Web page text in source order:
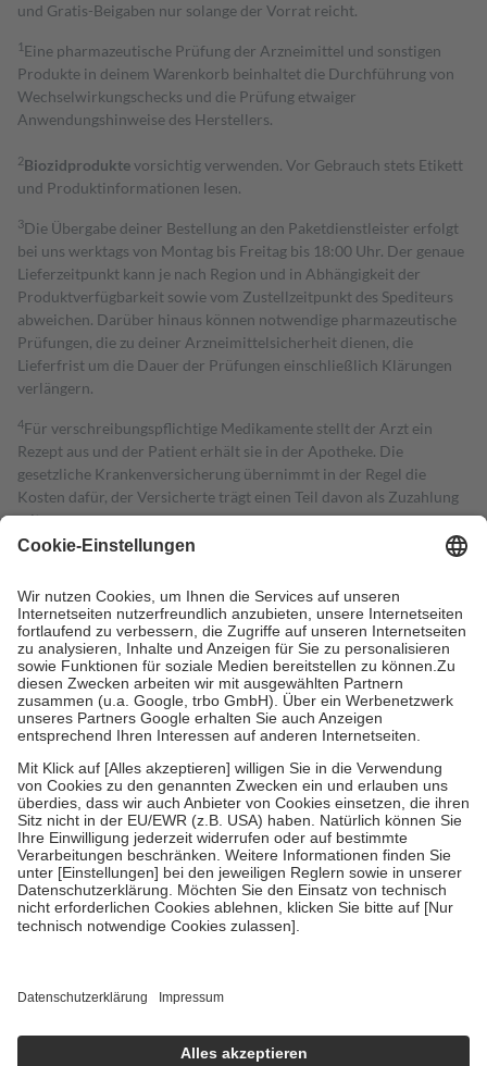
und Gratis-Beigaben nur solange der Vorrat reicht.
1 Eine pharmazeutische Prüfung der Arzneimittel und sonstigen
Produkte in deinem Warenkorb beinhaltet die Durchführung von
Wechselwirkungschecks und die Prüfung etwaiger
Anwendungshinweise des Herstellers.
2Biozidproduktevorsichtig verwenden. Vor Gebrauch stets Etikett
und Produktinformationen lesen.
3Die Übergabe deiner Bestellung an den Paketdienstleister erfolgt
bei uns werktags von Montag bis Freitag bis 18:00 Uhr. Der genaue
Lieferzeitpunkt kann je nach Region und in Abhängigkeit der
Produktverfügbarkeit sowie vom Zustellzeitpunkt des Spediteurs
abweichen. Darüber hinaus können notwendige pharmazeutische
Prüfungen, die zu deiner Arzneimittelsicherheit dienen, die
Lieferfrist um die Dauer der Prüfungen einschließlich Klärungen
verlängern.
4Für verschreibungspflichtige Medikamente stellt der Arzt ein
Rezept aus und der Patient erhält sie in der Apotheke. Die
gesetzliche Krankenversicherung übernimmt in der Regel die
Kosten dafür, der Versicherte trägt einen Teil davon als Zuzahlung
mit.
Grundsätzlich leisten Mitglieder Zuzahlungen in Höhe von zehn
höchstens zehn Euro.
Es sind jedoch nie mehr als die tatsächlichen
Kosten der Leistung zu entrichten.
Diese Regeln gelten grundsätzlich auch für Online-Apotheken.
Bei Heilmitteln und häuslicher Krankenpflege beträgt die
Zuzahlung zehn Prozent der Kosten sowie zehn Euro je
Verordnung.
Um das Engagement der Versicherten für ihre eigene Gesundheit zu
stärken und die besondere Stellung der Familie zu unterstützen,
fallenkeine Zuzahlungenan bei:
• Kindern und Jugendlichen bis zum vollendeten 18. Lebensjahr
mit Ausnahme der Fahrkosten
• Untersuchungen zur Vorsorge und Früherkennung, die von der
GKV getragen werden
• empfohlenen Schutzimpfungen
• Harn- und Blutteststreifen
getroffen, um sicherzustellen, dass es sich um echte Bewertungen
https://help.etrusted.com/hc/de/articles/4419944605341